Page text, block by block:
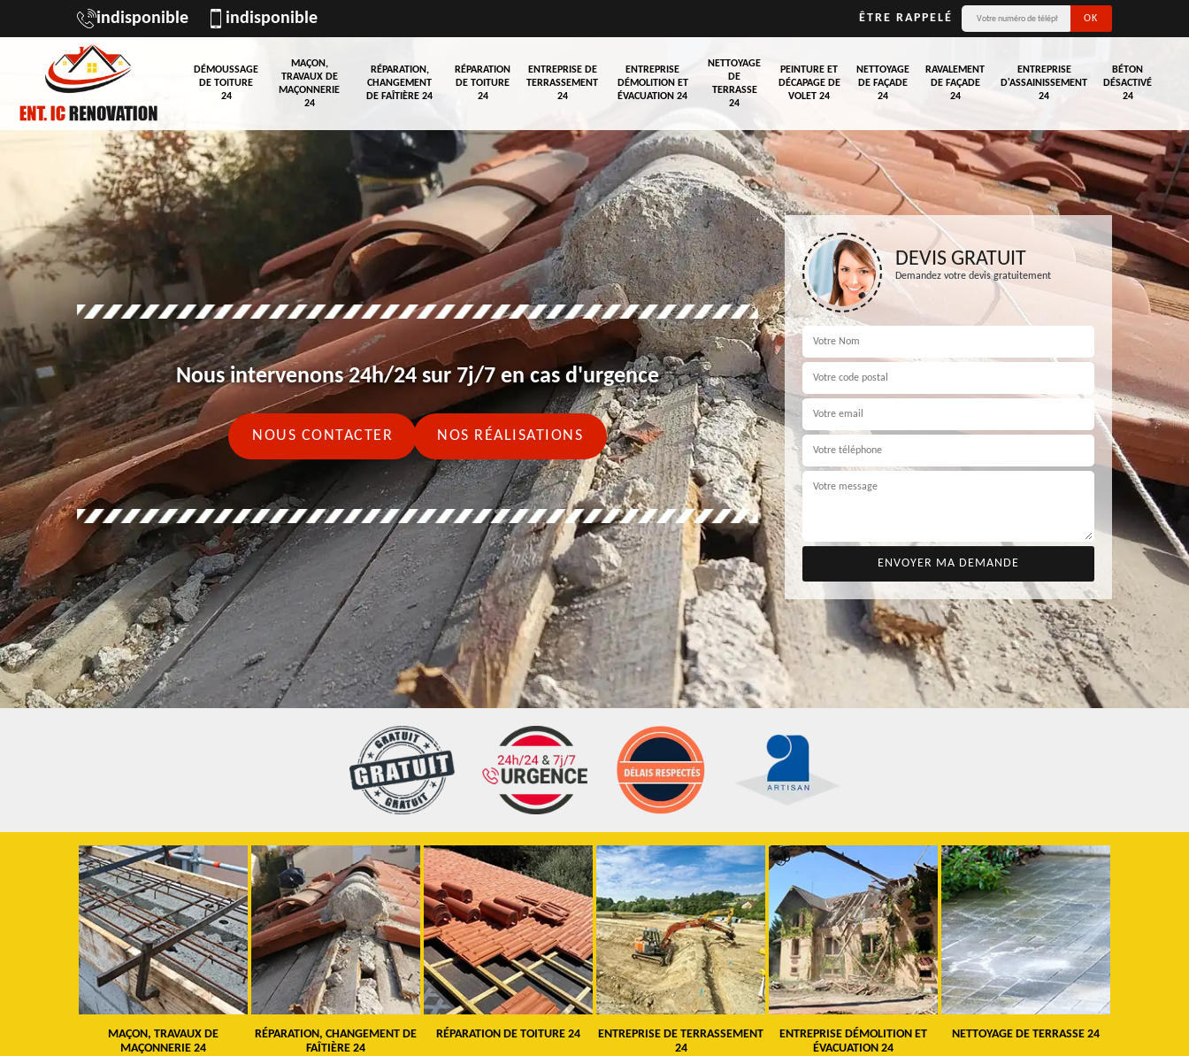
indisponible indisponible ÊTRE RAPPELÉ
DÉMOUSSAGE
DE TOITURE
24
MAÇON,
TRAVAUX DE
MAÇONNERIE
24
RÉPARATION,
CHANGEMENT
DE FAÎTIÈRE 24
RÉPARATION
DE TOITURE
24
ENTREPRISE DE
TERRASSEMENT
24
ENTREPRISE
DÉMOLITION ET
ÉVACUATION 24
NETTOYAGE
DE
TERRASSE
24
PEINTURE ET
DÉCAPAGE DE
VOLET 24
NETTOYAGE
DE FAÇADE
24
RAVALEMENT
DE FAÇADE
24
ENTREPRISE
D'ASSAINISSEMENT
24
BÉTON
DÉSACTIVÉ
24
Nous intervenons 24h/24 sur 7j/7 en cas d'urgence
NOUS CONTACTER NOS RÉALISATIONS
DEVIS GRATUIT
Demandez votre devis gratuitement
MAÇON, TRAVAUX DE
MAÇONNERIE 24
RÉPARATION, CHANGEMENT DE
FAÎTIÈRE 24
RÉPARATION DE TOITURE 24
ENTREPRISE DE TERRASSEMENT
24
ENTREPRISE DÉMOLITION ET
ÉVACUATION 24
NETTOYAGE DE TERRASSE 24